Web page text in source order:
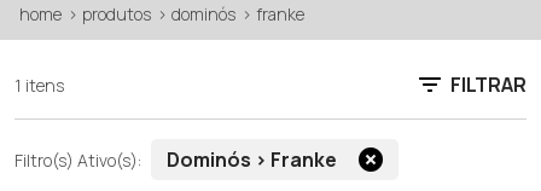
home produtos dominós franke
1 itens FILTRAR
Filtro(s) Ativo(s): Dominós > Franke